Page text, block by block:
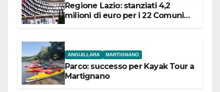
Regione Lazio: stanziati 4,2
milioni di euro per i 22 Comuni
ANGUILLARA MARTIGNANO
Parco: successo per Kayak Tour a
Martignano